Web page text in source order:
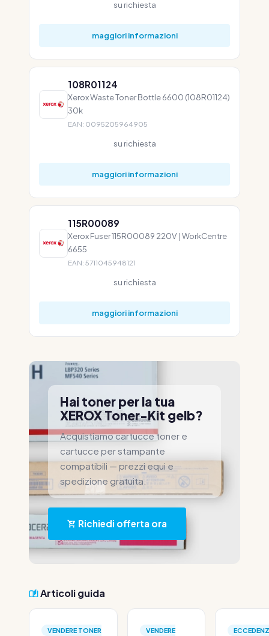
su richiesta
maggiori informazioni
108R01124
Xerox Waste Toner Bottle 6600 (108R01124)
30k
EAN: 0095205964905
su richiesta
maggiori informazioni
115R00089
Xerox Fuser 115R00089 220V | WorkCentre
6655
EAN: 5711045948121
su richiesta
maggiori informazioni
Hai toner per la tua
XEROX Toner-Kit gelb?
Acquistiamo cartucce toner e
cartucce per stampante
compatibili — prezzi equi e
spedizione gratuita.
Richiedi offerta ora
Articoli guida
VENDERE TONER VENDERE